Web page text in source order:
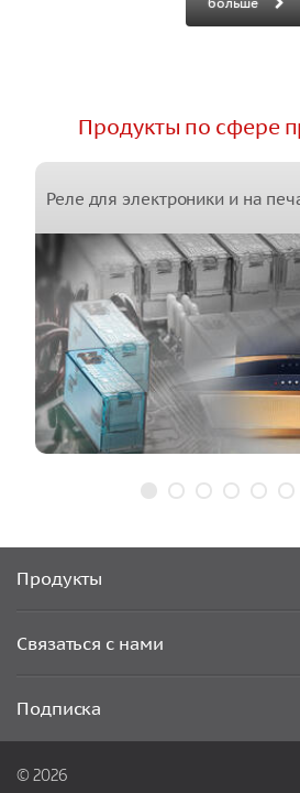
Продукты по сфере
Реле для электроники и на
Продукты
Связаться с нами
Подписка
© 2026